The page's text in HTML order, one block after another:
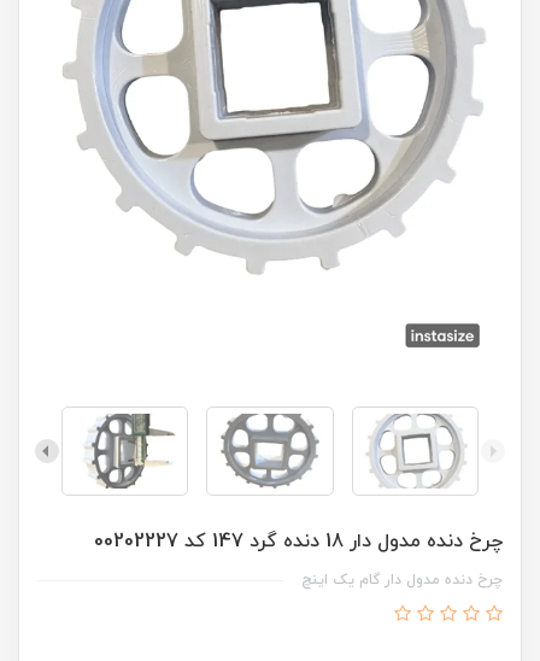
چرخ دنده مدول دار 18 دنده گرد 147 کد 00202227
چرخ دنده مدول دار گام یک اینچ